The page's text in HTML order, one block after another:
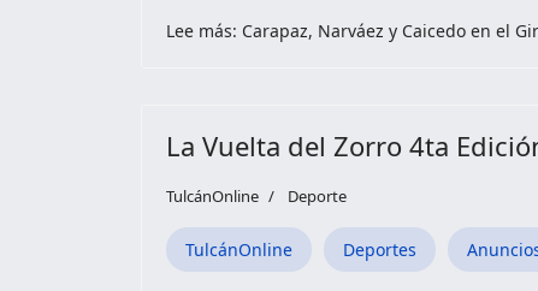
Lee más: Carapaz, Narváez y Caicedo en el
La Vuelta del Zorro 4ta
TulcánOnline Deporte
TulcánOnline Deportes